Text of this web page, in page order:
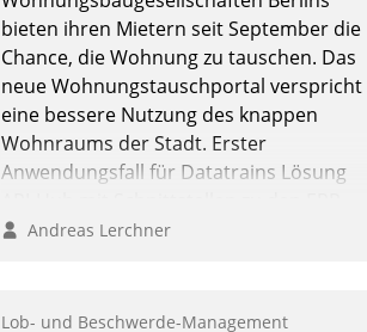
Empfängern ein.
Nadja Hußmann
bieten ihren Mietern seit September die
Chance, die Wohnung zu tauschen. Das
neue Wohnungstauschportal verspricht
eine bessere Nutzung des knappen
Wohnraums der Stadt. Erster
Anwendungsfall für Datatrains Lösung
Systemen der Unternehmen.
Andreas Lerchner
Lob- und Beschwerde-Management